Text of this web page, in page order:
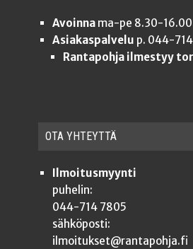
Avoinnama-pe 8.30-16.00
Asiakaspalvelu p. 044-
Rantapohja ilmestyy
OTA YHTEYT­TÄ
Ilmoitusmyynti
puhelin:
044-714 7805
sähköposti:
ilmoitukset@rantapohja.fi